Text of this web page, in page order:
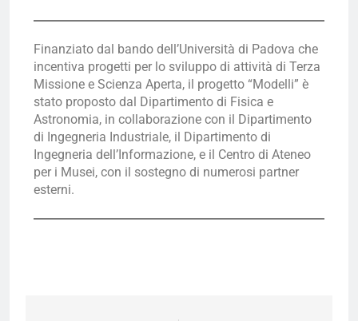
Finanziato dal bando dell’Università di Padova che
incentiva progetti per lo sviluppo di attività di Terza
Missione e Scienza Aperta, il progetto “Modelli” è
stato proposto dal Dipartimento di Fisica e
Astronomia, in collaborazione con il Dipartimento
di Ingegneria Industriale, il Dipartimento di
Ingegneria dell’Informazione, e il Centro di Ateneo
per i Musei, con il sostegno di numerosi partner
esterni.